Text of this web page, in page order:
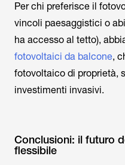
Per chi preferisce il
vincoli paesaggistici o
ha accesso al tetto),
fotovoltaici da balcone,
fotovoltaico di proprietà,
investimenti invasivi.
Conclusioni: il futuro
flessibile